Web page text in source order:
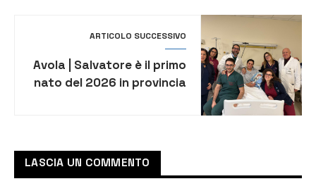
ARTICOLO SUCCESSIVO
Avola | Salvatore è il primo
nato del 2026 in provincia
LASCIA UN COMMENTO